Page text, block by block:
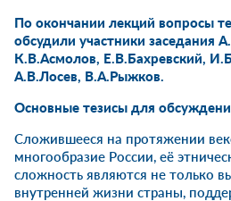
По окончании лекций вопросы
обсудили участники заседания
К.В.Асмолов, Е.В.Бахревский,
А.В.Лосев, В.А.Рыжков.
Основные тезисы для
Сложившееся на протяжении
многообразие России, её
сложность являются не только
внутренней жизни страны,